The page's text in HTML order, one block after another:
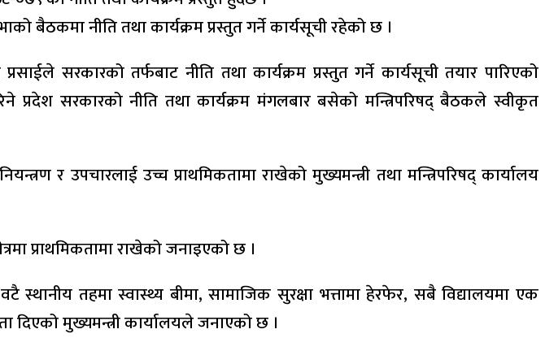
बैठकमा नीति तथा कार्यक्रम प्रस्तुत गर्ने कार्यसूची रहेको छ ।
सरकारको तर्फबाट नीति तथा कार्यक्रम प्रस्तुत गर्ने कार्यसूची तयार पारिएको
प्रदेश सरकारको नीति तथा कार्यक्रम मंगलबार बसेको मन्त्रिपरिषद् बैठकले स्वीकृत
र उपचारलाई उच्च प्राथमिकतामा राखेको मुख्यमन्त्री तथा मन्त्रिपरिषद् कार्यालय
प्राथमिकतामा राखेको जनाइएको छ ।
तहमा स्वास्थ्य बीमा, सामाजिक सुरक्षा भत्तामा हेरफेर, सबै विद्यालयमा एक
दिएको मुख्यमन्त्री कार्यालयले जनाएको छ ।